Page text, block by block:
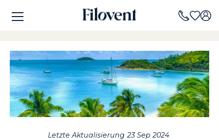
Letzte Aktualisierung 23 Sep 2024